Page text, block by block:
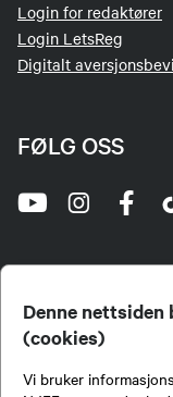
Denne
(cookies)
Vi bruker
Login for redaktører
Login LetsReg
Digitalt
FØLG OSS
jegere og sportsfiskere og et av